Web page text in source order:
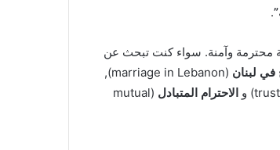
.
في لبنان
(marriage in Lebanon),
الاحترام المتبادل (mutual